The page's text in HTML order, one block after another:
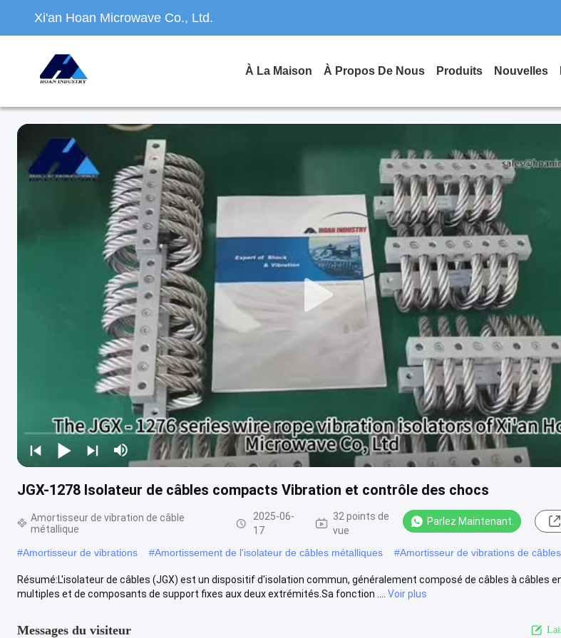
Xi'an Hoan Microwave Co., Ltd.
À La Maison À Propos De Nous Produits Nouvelles
JGX-1278 Isolateur de câbles compacts Vibration et contrôle des chocs
Amortisseur de vibration de câble
métallique
2025-06-
17
32 points de
vue
Parlez Maintenant.
#Amortisseur de vibrations #Amortissement de l'isolateur de câbles métalliques #Amortisseur de vibrations de câbles
Résumé:L'isolateur de câbles (JGX) est un dispositif d'isolation commun, généralement composé de câbles à câbles
multiples et de composants de support fixes aux deux extrémités.Sa fonction ....
Voir plus
Messages du visiteur